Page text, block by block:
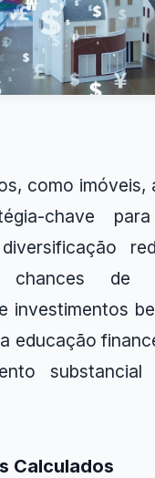
como imóveis,
chave
chances de
investimentos
educação
substancial
Calculados